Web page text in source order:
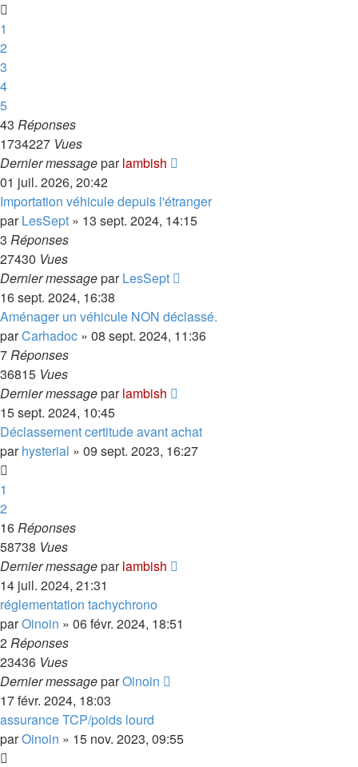
1
2
3
4
5
43 Réponses
1734227 Vues
Dernier messageparlambish
01 juil. 2026, 20:42
Importation véhicule depuis l'étranger
parLesSept » 13 sept. 2024, 14:15
3 Réponses
27430 Vues
Dernier messageparLesSept
16 sept. 2024, 16:38
Aménager un véhicule NON déclassé.
parCarhadoc » 08 sept. 2024, 11:36
7Réponses
36815 Vues
Dernier messageparlambish
15 sept. 2024, 10:45
Déclassement certitude avant achat
parhysterial » 09 sept. 2023, 16:27
1
2
16Réponses
58738 Vues
Dernier messageparlambish
14 juil. 2024, 21:31
réglementation tachychrono
parOinoin » 06 févr. 2024, 18:51
2Réponses
23436 Vues
Dernier messageparOinoin
17 févr. 2024, 18:03
assurance TCP/poids lourd
parOinoin » 15 nov. 2023, 09:55